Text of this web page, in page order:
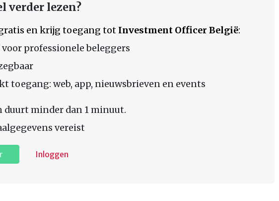
verder lezen?
en krijg toegang tot Investment Officer België:
professionele beleggers
toegang: web, app, nieuwsbrieven en events
duurt minder dan 1 minuut.
vereist
Inloggen